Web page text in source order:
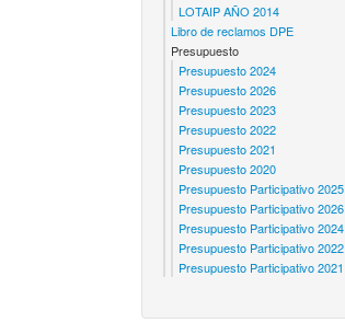
LOTAIP AÑO 2014
Libro de reclamos DPE
Presupuesto
Presupuesto 2024
Presupuesto 2026
Presupuesto 2023
Presupuesto 2022
Presupuesto 2021
Presupuesto 2020
Presupuesto Participativo 2025
Presupuesto Participativo 2026
Presupuesto Participativo 2024
Presupuesto Participativo 2022
Presupuesto Participativo 2021